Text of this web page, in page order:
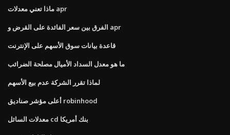
ماذا تعني معدلات apr
الفرق بين سعر الفائدة على القرض و apr
قاعدة بيانات سوق الأسهم على الإنترنت
ما هو معدل السداد الأميال مصلحة الضرائب
لماذا تقرر الشركة عدم بيع الأسهم
أعلى مؤشر صناديق robinhood
معدلات السائل cd بنك أمريكا